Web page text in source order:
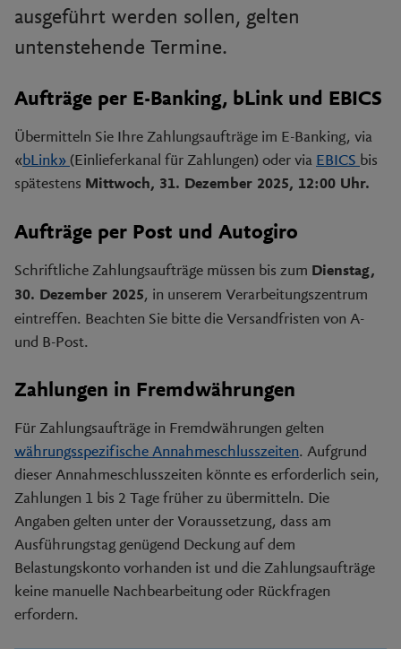
ausgeführt werden sollen, gelten
untenstehende Termine.
Aufträge per E-Banking, bLink und EBICS
Übermitteln Sie Ihre Zahlungsaufträge im E-Banking, via
«bLink» (Einlieferkanal für Zahlungen) oder via EBICS bis
spätestens Mittwoch, 31. Dezember 2025, 12:00 Uhr.
Aufträge per Post und Autogiro
Schriftliche Zahlungsaufträge müssen bis zum Dienstag,
30. Dezember 2025, in unserem Verarbeitungszentrum
eintreffen. Beachten Sie bitte die Versandfristen von A-
und B-Post.
Zahlungen in Fremdwährungen
Für Zahlungsaufträge in Fremdwährungen gelten
währungsspezifische Annahmeschlusszeiten. Aufgrund
dieser Annahmeschlusszeiten könnte es erforderlich sein,
Zahlungen 1 bis 2 Tage früher zu übermitteln. Die
Angaben gelten unter der Voraussetzung, dass am
Ausführungstag genügend Deckung auf dem
Belastungskonto vorhanden ist und die Zahlungsaufträge
keine manuelle Nachbearbeitung oder Rückfragen
erfordern.